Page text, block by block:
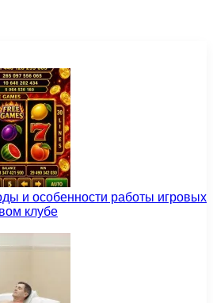
и особенности работы игровых
клубе